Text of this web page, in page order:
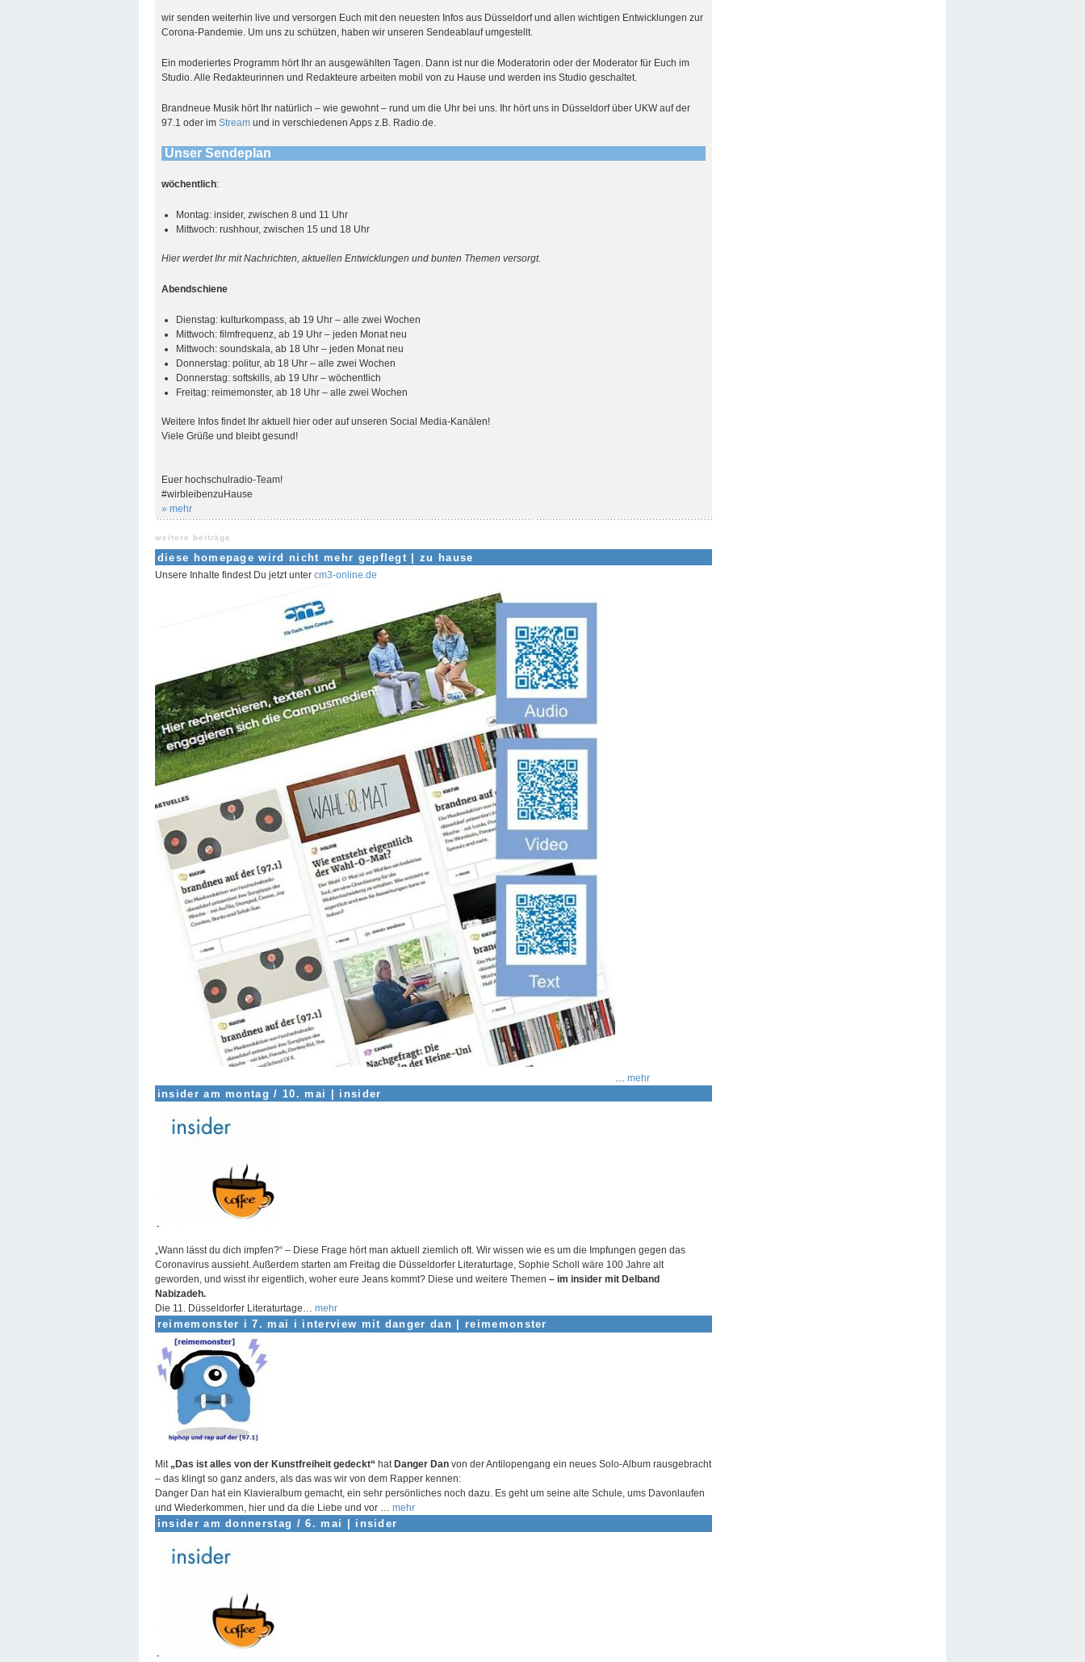
wir senden weiterhin live und versorgen Euch mit den neuesten Infos aus Düsseldorf und allen wichtigen Entwicklungen zur
Corona-Pandemie. Um uns zu schützen, haben wir unseren Sendeablauf umgestellt.
Ein moderiertes Programm hört Ihr an ausgewählten Tagen. Dann ist nur die Moderatorin oder der Moderator für Euch im
Studio. Alle Redakteurinnen und Redakteure arbeiten mobil von zu Hause und werden ins Studio geschaltet.
Brandneue Musik hört Ihr natürlich – wie gewohnt – rund um die Uhr bei uns. Ihr hört uns in Düsseldorf über UKW auf der
97.1 oder imStreamund in verschiedenen Apps z.B. Radio.de.
Unser Sendeplan
wöchentlich:
Montag: insider, zwischen 8 und 11 Uhr
Mittwoch: rushhour, zwischen 15 und 18 Uhr
Hier werdet Ihr mit Nachrichten, aktuellen Entwicklungen und bunten Themen versorgt.
Abendschiene
Dienstag: kulturkompass, ab 19 Uhr – alle zwei Wochen
Mittwoch: filmfrequenz, ab 19 Uhr – jeden Monat neu
Mittwoch: soundskala, ab 18 Uhr – jeden Monat neu
Donnerstag: politur, ab 18 Uhr – alle zwei Wochen
Donnerstag: softskills, ab 19 Uhr – wöchentlich
Freitag: reimemonster, ab 18 Uhr – alle zwei Wochen
Weitere Infos findet Ihr aktuell hier oder auf unseren Social Media-Kanälen!
Viele Grüße und bleibt gesund!
Euer hochschulradio-Team!
#wirbleibenzuHause
» mehr
weitere beiträge
diese homepage wird nicht mehr gepflegt |zu hause
Unsere Inhalte findest Du jetzt unter cm3-online.de
mehr
insider am montag / 10. mai | insider
„Wann lässt du dich impfen?“ – Diese Frage hört man aktuell ziemlich oft. Wir wissen wie es um die Impfungen gegen das
Coronavirus aussieht. Außerdem starten am Freitag die Düsseldorfer Literaturtage, Sophie Scholl wäre 100 Jahre alt
geworden, und wisst ihr eigentlich, woher eure Jeans kommt? Diese und weitere Themen – im insider mit Delband
Nabizadeh.
Die 11. Düsseldorfer Literaturtage… mehr
reimemonster i 7. mai i interview mit danger dan reimemonster
Mit „Das ist alles von der Kunstfreiheit gedeckt“ hat Danger Dan von der Antilopengang ein neues Solo-Album rausgebracht
– das klingt so ganz anders, als das was wir von dem Rapper kennen:
Danger Dan hat ein Klavieralbum gemacht, ein sehr persönliches noch dazu. Es geht um seine alte Schule, ums Davonlaufen
und Wiederkommen, hier und da die Liebe und vor … mehr
insider am donnerstag / 6. mai insider